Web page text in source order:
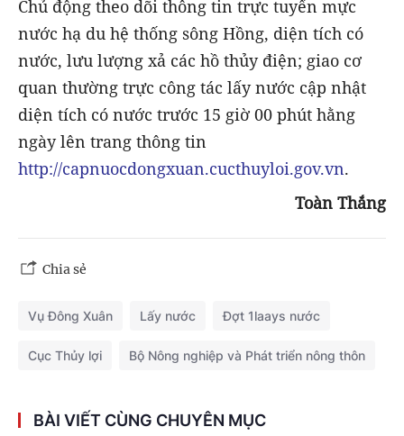
Chủ động theo dõi thông tin trực tuyến mực
nước hạ du hệ thống sông Hồng, diện tích có
nước, lưu lượng xả các hồ thủy điện; giao cơ
quan thường trực công tác lấy nước cập nhật
diện tích có nước trước 15 giờ 00 phút hằng
ngày lên trang thông tin
http://capnuocdongxuan.cucthuyloi.gov.vn.
Toàn Thắng
Chia sẻ
Vụ Đông Xuân Lấy nước Đợt 1laays nước
Cục Thủy lợi Bộ Nông nghiệp và Phát triển nông thôn
BÀI VIẾT CÙNG CHUYÊN MỤC